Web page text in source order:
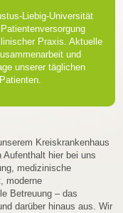
Liebig-Universität
Praxis. Aktuelle
und
unserer täglichen
Kreiskrankenhaus
hier bei uns
medizinische
moderne
Betreuung – das
darüber hinaus aus. Wir